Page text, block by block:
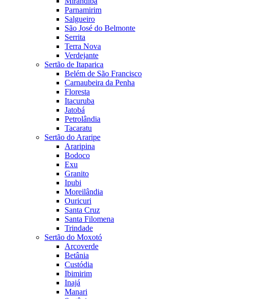
Parnamirim
Salgueiro
São José do Belmonte
Serrita
Terra Nova
Verdejante
Sertão de Itaparica
Belém de São Francisco
Carnaubeira da Penha
Floresta
Itacuruba
Jatobá
Petrolândia
Tacaratu
Sertão do Araripe
Araripina
Bodoco
Exu
Granito
Ipubi
Moreilândia
Ouricuri
Santa Cruz
Santa Filomena
Trindade
Sertão do Moxotó
Arcoverde
Betânia
Custódia
Ibimirim
Inajá
Manari